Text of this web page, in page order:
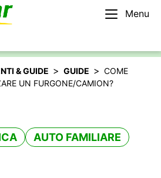
Menu
& GUIDE > GUIDE > COME
UN FURGONE/CAMION?
AUTO FAMILIARE